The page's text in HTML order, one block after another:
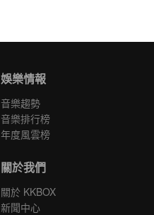
娛樂情報
音樂趨勢
音樂排行榜
年度風雲榜
關於我們
關於 KKBOX
新聞中心